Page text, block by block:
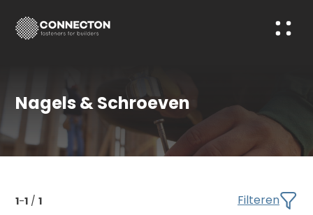
Nagels & Schroeven
1-1 / 1 Filteren